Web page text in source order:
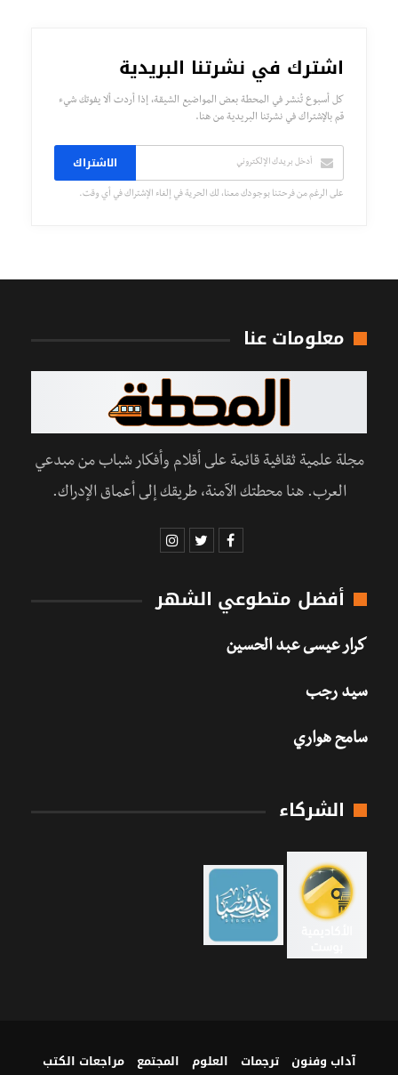
اشترك في نشرتنا البريدية
كل أسبوع تُنشر في المحطة بعض المواضيع الشيقة، إذا أردت ألا يفوتك شيء
قم بالإشتراك في نشرتنا البريدية من هنا.
الاشتراك
على الرغم من فرحتنا بوجودك معنا، لك الحرية في إلغاء الإشتراك في أي وقت.
معلومات عنا
مجلة علمية ثقافية قائمة على أقلام وأفكار شباب من مبدعي
العرب. هنا محطتك الآمنة، طريقك إلى أعماق الإدراك.
أفضل متطوعي الشهر
كرار عيسى عبد الحسين
سيد رجب
سامح هواري
الشركاء
آداب وفنون ترجمات العلوم المجتمع مراجعات الكتب